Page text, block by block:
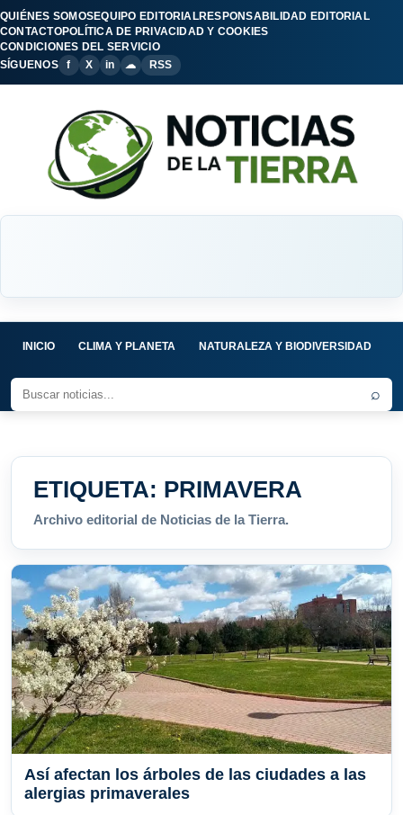
QUIÉNES SOMOSEQUIPO EDITORIALRESPONSABILIDAD EDITORIAL
CONTACTOPOLÍTICA DE PRIVACIDAD Y COOKIES
CONDICIONES DEL SERVICIO
SÍGUENOS
f X in ☁ RSS
INICIO CLIMA Y PLANETA NATURALEZA Y BIODIVERSIDAD
⌕
ETIQUETA: PRIMAVERA
Archivo editorial de Noticias de la Tierra.
Así afectan los árboles de las ciudades a las
alergias primaverales